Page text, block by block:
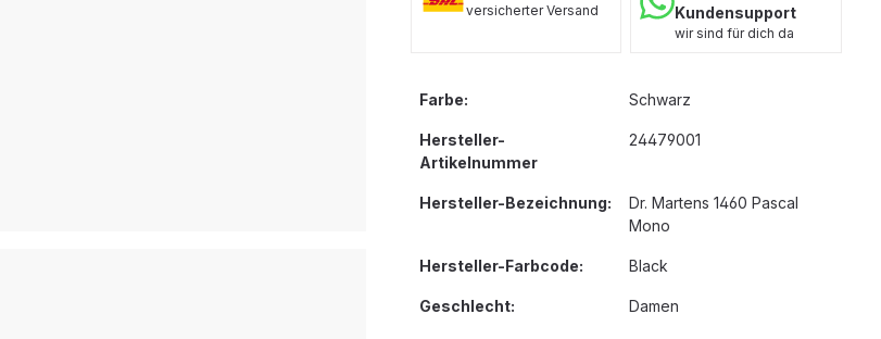
versicherter Versand
Kundensupport
wir sind für dich da
Farbe: Schwarz
Hersteller-
Artikelnummer
24479001
Hersteller-Bezeichnung:
Dr. Martens 1460 Pascal
Mono
Hersteller-Farbcode: Black
Geschlecht: Damen